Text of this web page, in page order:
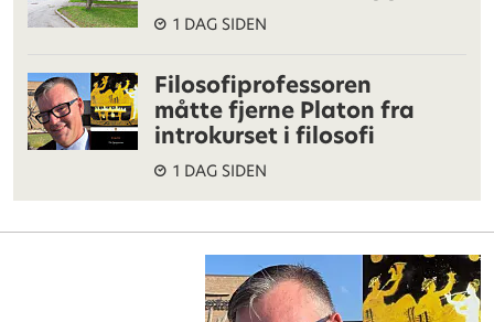
1 DAG SIDEN
Filosofiprofessoren
måtte fjerne Platon fra
introkurset i filosofi
1 DAG SIDEN